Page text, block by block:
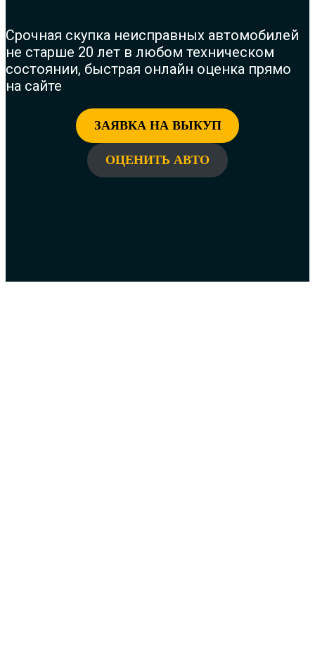
Срочная скупка неисправных автомобилей
не старше 20 лет в любом техническом
состоянии, быстрая онлайн оценка прямо
на сайте
ЗАЯВКА НА ВЫКУП
ОЦЕНИТЬ АВТО